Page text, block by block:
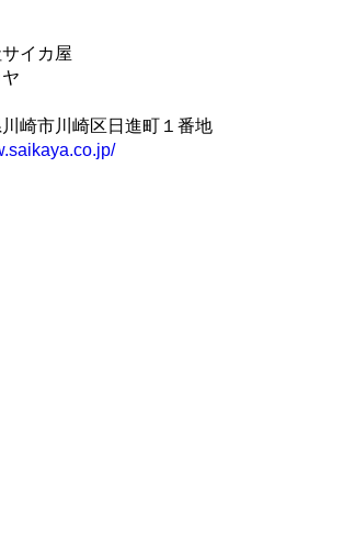
イカ屋
崎市川崎区日進町１番地